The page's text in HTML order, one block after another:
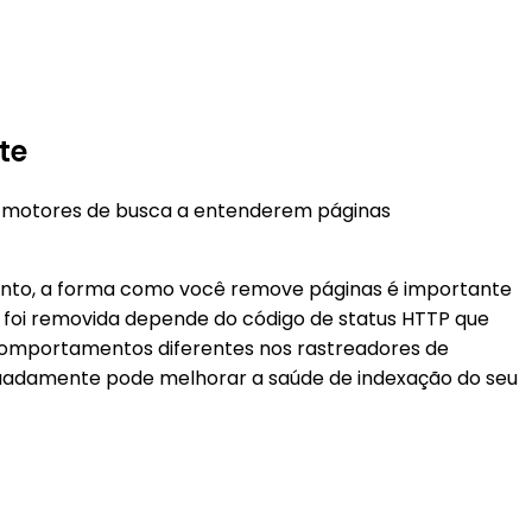
de busca a entenderem páginas
a forma como você remove páginas é importante
removida depende do código de status HTTP que
diferentes nos rastreadores de
pode melhorar a saúde de indexação do seu